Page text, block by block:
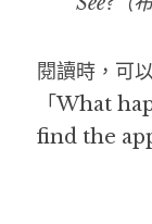
閱讀時，可
「What
find the